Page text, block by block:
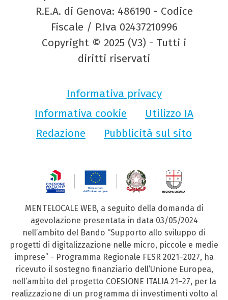
R.E.A. di Genova: 486190 - Codice
Fiscale / P.Iva 02437210996
Copyright © 2025 (V3) - Tutti i
diritti riservati
Informativa privacy
Informativa cookie
Utilizzo IA
Redazione
Pubblicità sul sito
MENTELOCALE WEB, a seguito della domanda di
agevolazione presentata in data 03/05/2024
nell’ambito del Bando “Supporto allo sviluppo di
progetti di digitalizzazione nelle micro, piccole e medie
imprese” - Programma Regionale FESR 2021–2027, ha
ricevuto il sostegno finanziario dell’Unione Europea,
nell’ambito del progetto COESIONE ITALIA 21–27, per la
realizzazione di un programma di investimenti volto al